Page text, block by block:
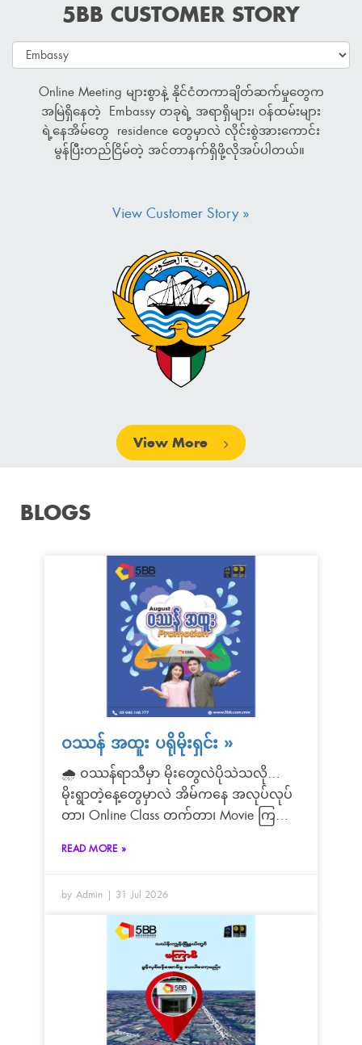
Showroom (၆) ခု မှာ Fiber Internet Service
အစီအစဉ်မှာ ပါဝင်ကံစမ်းနိုင်မှာပါ။ 📅
ရက်နေ့ မှ (၈) ရက်နေ့အထိ။ 🎁 လက်ဆောင်:
Couple (၂) တွဲအတွက် Tea Set (၂) စုံ။
5BB CUSTOMER STORY
Embassy တခုအနေနဲ့ Online Meeting များစွာနဲ့
နိုင်ငံတကာချိတ်ဆက်မှုတွေက အမြဲရှိနေတာကြောင့်
online ပေါ်မှာ အမြဲရှိနေဖို့ရယ်၊ နိုင်ငံတကာနဲ့ ဆက်သွယ်ရ
တဲ့အခါမှာ Time Zone တွေကလဲ မတူညီတာကြောင့်
View More
BLOGS
ဝဿန် အထူး ပရိုမိုးရှင်း »
🌧️ ဝဿန်ရာသီမှာ မိုးတွေလဲပိုသဲသလို…
မိုးရွာတဲ့နေ့တွေမှာလဲ အိမ်ကနေ အလုပ်လုပ်
တာ၊ Online Class တက်တာ၊ Movie ကြည့်
တွေက နေ့စဉ်ဘဝရဲ့ အစိတ်အပိုင်းတစ်ခု
READ MORE »
by Admin 31 Jul 2026